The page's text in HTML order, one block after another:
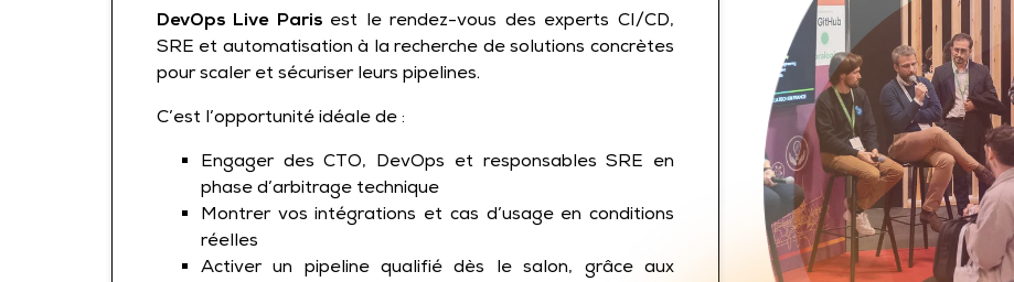
DevOps Live Parisest le rendez-vous des experts CI/CD,
SRE et automatisation à la recherche de solutions concrètes
pour scaler et sécuriser leurs pipelines.
C’est l’opportunité idéale de :
Engager des CTO, DevOps et responsables SRE en
phase d’arbitrage technique
Montrer vos intégrations et cas d’usage en conditions
réelles
Activer un pipeline qualifié dès le salon, grâce aux